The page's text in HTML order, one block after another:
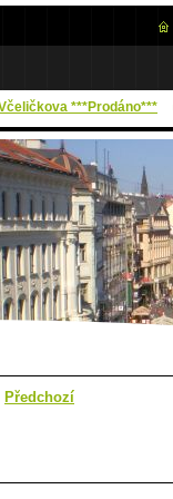
***Prodáno***
Předchozí